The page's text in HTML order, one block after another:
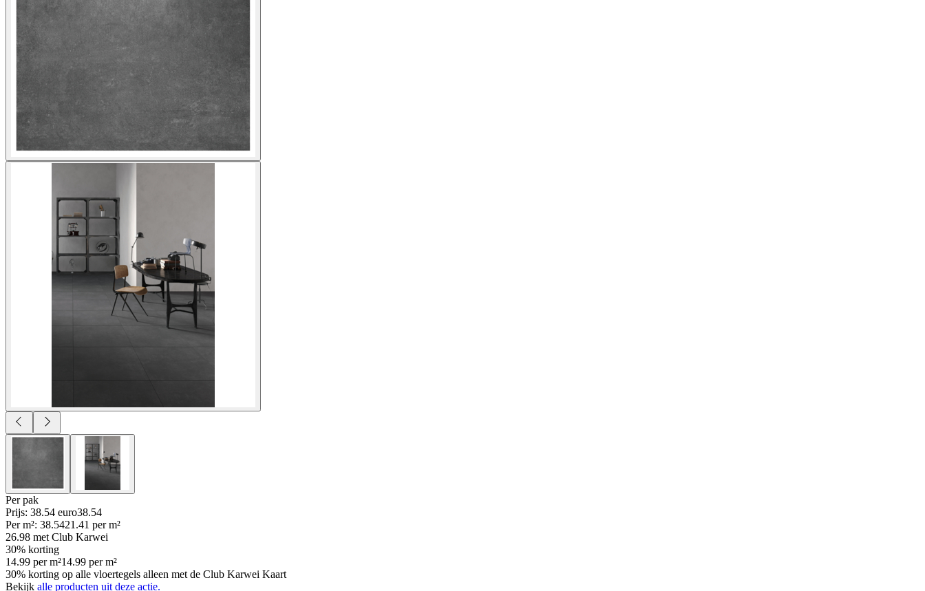
Per pak
Prijs: 38.54 euro38.54
Per m²: 38.5421.41 per m²
26.98 met Club Karwei
30% korting
14.99 per m²14.99 per m²
30% korting op alle vloertegels alleen met de Club Karwei Kaart
Bekijk alle producten uit deze actie.